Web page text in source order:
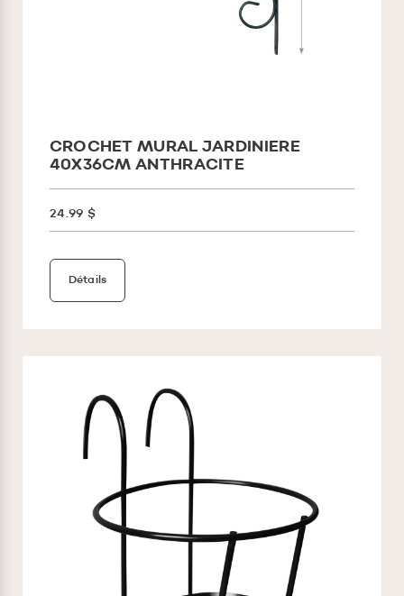
CROCHET MURAL JARDINIERE
40X36CM ANTHRACITE
24.99 $
Détails